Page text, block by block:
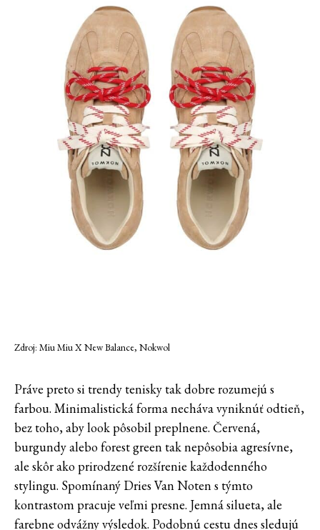
Zdroj: Miu Miu X New Balance, Nokwol
Práve preto si trendy tenisky tak dobre rozumejú s
farbou. Minimalistická forma necháva vyniknúť odtieň,
bez toho, aby look pôsobil preplnene. Červená,
burgundy alebo forest green tak nepôsobia agresívne,
ale skôr ako prirodzené rozšírenie každodenného
stylingu. Spomínaný Dries Van Noten s týmto
kontrastom pracuje veľmi presne. Jemná silueta, ale
farebne odvážny výsledok. Podobnú cestu dnes sledujú